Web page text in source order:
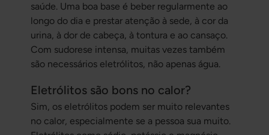
saúde. Uma boa base é beber regularmente ao
longo do dia e prestar atenção à sede, à cor da
urina, à dor de cabeça, à tontura e ao cansaço.
Com sudorese intensa, muitas vezes também
são necessários eletrólitos, não apenas água.
Eletrólitos são bons no calor?
Sim, os eletrólitos podem ser muito relevantes
no calor, especialmente se a pessoa sua muito.